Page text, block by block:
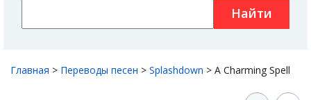
Найти
Главная > Переводы песен > Splashdown > A Charming Spell